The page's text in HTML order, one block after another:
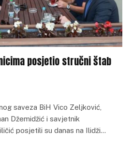
posjetio stručni štab
saveza BiH Vico Zeljković,
Džemidžić i savjetnik
posjetili su danas na Ilidži…